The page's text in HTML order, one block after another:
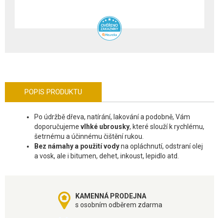
POPIS PRODUKTU
Po údržbě dřeva, natírání, lakování a podobně, Vám
doporučujeme vlhké ubrousky, které slouží k rychlému,
šetrnému a účinnému čištění rukou.
Bez námahy a použití vodyna opláchnutí, odstraní olej
a vosk, ale i bitumen, dehet, inkoust, lepidlo atd.
KAMENNÁ PRODEJNA
s osobním odběrem zdarma